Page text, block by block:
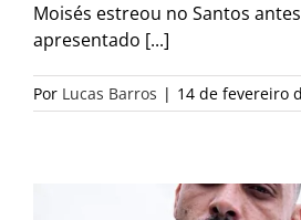
Moisés estreou no Santos
apresentado [...]
Por Lucas Barros | 14 de fevereiro